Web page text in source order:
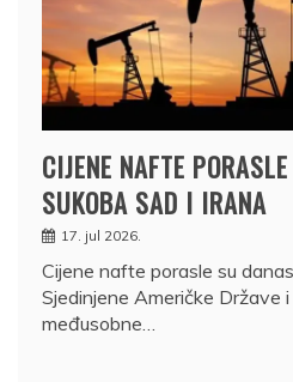
CIJENE NAFTE
SUKOBA SAD I IRANA
17. jul 2026.
Cijene nafte porasle su
Sjedinjene Američke Države
međusobne…